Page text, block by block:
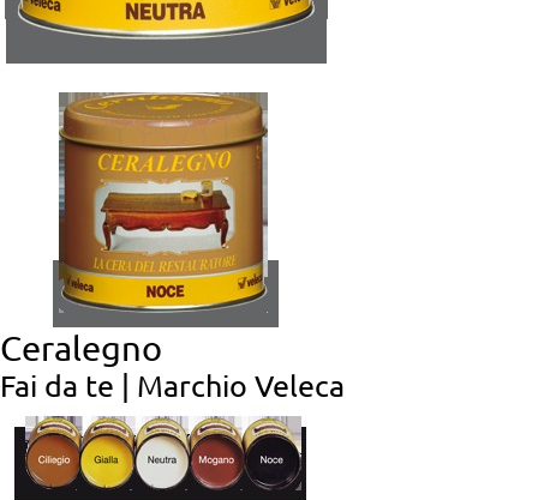
Ceralegno
Fai da te | Marchio Veleca